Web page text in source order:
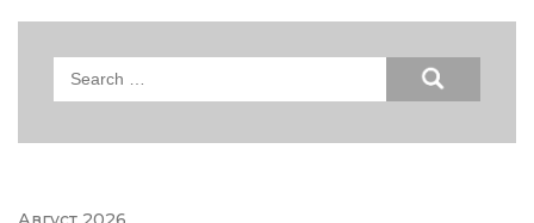
Search